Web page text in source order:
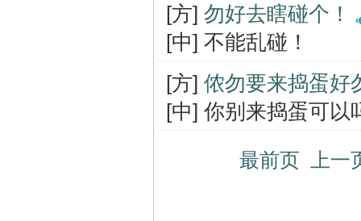
[方] 勿好去瞎碰个！
[中] 不能乱碰！
[方] 侬勿要来捣蛋好
[中] 你别来捣蛋可以
最前页 上一